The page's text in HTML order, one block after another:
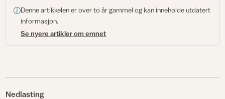
Denne artikkelen er over to år gammel og kan inneholde utdatert
informasjon.
Se nyere artikler om emnet
Nedlasting